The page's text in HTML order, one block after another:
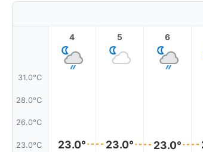
31.0°C
28.0°C
26.0°C
23.0°C
4
23.0°
5
23.0°
6
23.0°